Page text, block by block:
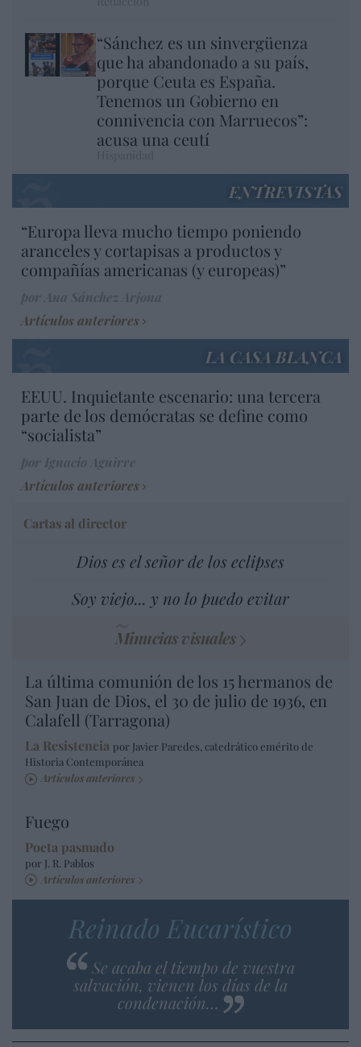
“Sánchez es un sinvergüenza
que ha abandonado a su país,
porque Ceuta es España.
Tenemos un Gobierno en
connivencia con Marruecos”:
acusa una ceutí
ENTREVISTAS
“Europa lleva mucho tiempo poniendo
aranceles y cortapisas a productos y
compañías americanas (y europeas)”
Artículos anteriores
LA CASA BLANCA
EEUU. Inquietante escenario: una tercera
parte de los demócratas se define como
“socialista”
Artículos anteriores
Cartas al director
Dios es el señor de los eclipses
Soy viejo... y no lo puedo evitar
Minucias visuales
La última comunión de los 15 hermanos de
San Juan de Dios, el 30 de julio de 1936, en
Calafell (Tarragona)
La Resistencia por Javier Paredes, catedrático emérito de
Historia Contemporánea
Artículos anteriores
Fuego
Poeta pasmado
por J. R. Pablos
Artículos anteriores
Reinado Eucarístico
Se acaba el tiempo de vuestra
salvación, vienen los días de la
condenación…